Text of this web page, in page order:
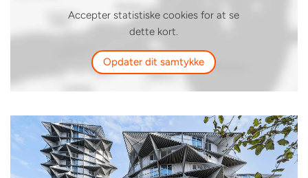
Accepter statistiske cookies for at se
dette kort.
Opdater dit samtykke